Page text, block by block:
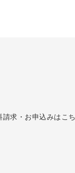
求・お申込みはこ